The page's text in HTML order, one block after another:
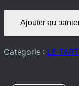
SHIRT
Ajouter au
Catégorie : LE